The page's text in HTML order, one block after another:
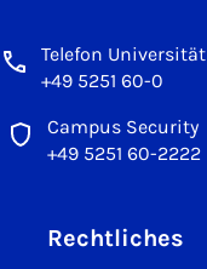
Telefon Universität
+49 5251 60-0
Campus Security
+49 5251 60-2222
Rechtliches